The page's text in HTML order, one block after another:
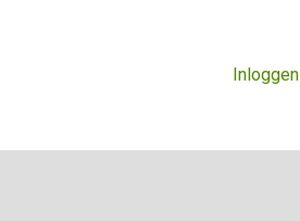
Inloggen